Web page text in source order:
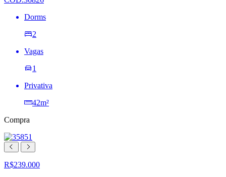
Dorms
2
Vagas
1
Privativa
42m²
Compra
R$239.000